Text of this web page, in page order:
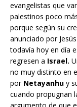
evangelistas que
palestinos poco
porque según su
anunciado por
todavía hoy en día
regresen a Israel.
no muy distinto en
por Netayanhu y
cuando propugnan